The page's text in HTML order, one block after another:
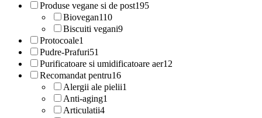
Produse vegane si de post195
Biovegan110
Biscuiti vegani9
Protocoale1
Pudre-Prafuri51
Purificatoare si umidificatoare aer12
Recomandat pentru16
Alergii ale pielii1
Anti-aging1
Articulatii4